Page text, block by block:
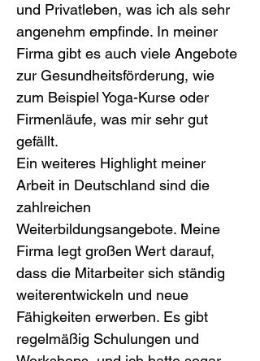
und Privatleben, was ich als sehr
angenehm empfinde. In meiner
Firma gibt es auch viele Angebote
zur Gesundheitsförderung, wie
zum Beispiel Yoga-Kurse oder
Firmenläufe, was mir sehr gut
gefällt.
Ein weiteres Highlight meiner
Arbeit in Deutschland sind die
zahlreichen
Weiterbildungsangebote. Meine
Firma legt großen Wert darauf,
dass die Mitarbeiter sich ständig
weiterentwickeln und neue
Fähigkeiten erwerben. Es gibt
regelmäßig Schulungen und